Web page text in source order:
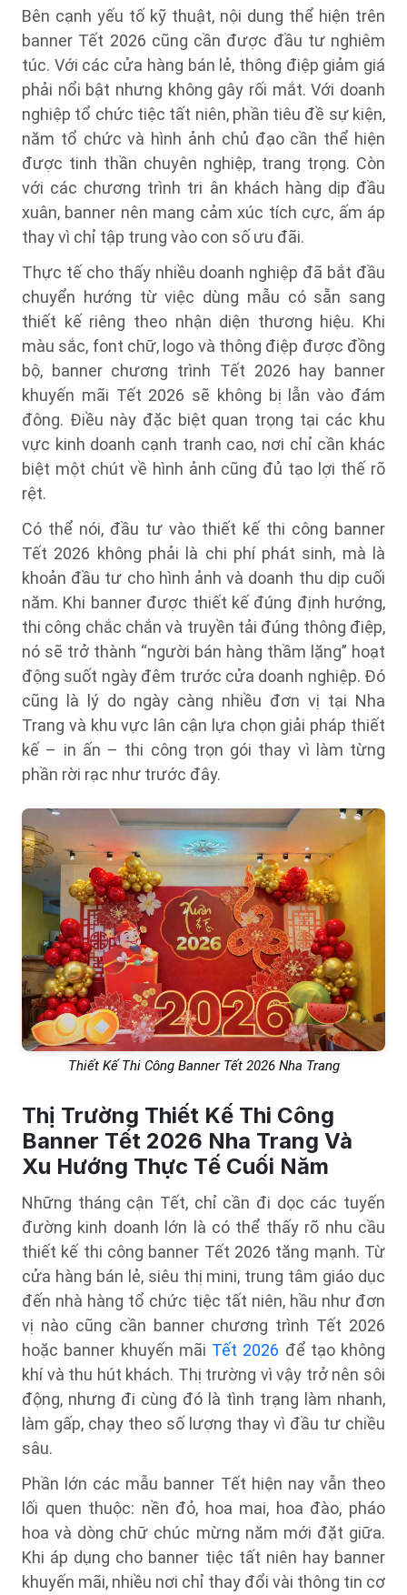
Bên cạnh yếu tố kỹ thuật, nội dung thể hiện trên
banner Tết 2026 cũng cần được đầu tư nghiêm
túc. Với các cửa hàng bán lẻ, thông điệp giảm giá
phải nổi bật nhưng không gây rối mắt. Với doanh
nghiệp tổ chức tiệc tất niên, phần tiêu đề sự kiện,
năm tổ chức và hình ảnh chủ đạo cần thể hiện
được tinh thần chuyên nghiệp, trang trọng. Còn
với các chương trình tri ân khách hàng dịp đầu
xuân, banner nên mang cảm xúc tích cực, ấm áp
thay vì chỉ tập trung vào con số ưu đãi.
Thực tế cho thấy nhiều doanh nghiệp đã bắt đầu
chuyển hướng từ việc dùng mẫu có sẵn sang
thiết kế riêng theo nhận diện thương hiệu. Khi
màu sắc, font chữ, logo và thông điệp được đồng
bộ, banner chương trình Tết 2026 hay banner
khuyến mãi Tết 2026 sẽ không bị lẫn vào đám
đông. Điều này đặc biệt quan trọng tại các khu
vực kinh doanh cạnh tranh cao, nơi chỉ cần khác
biệt một chút về hình ảnh cũng đủ tạo lợi thế rõ
rệt.
Có thể nói, đầu tư vào thiết kế thi công banner
Tết 2026 không phải là chi phí phát sinh, mà là
khoản đầu tư cho hình ảnh và doanh thu dịp cuối
năm. Khi banner được thiết kế đúng định hướng,
thi công chắc chắn và truyền tải đúng thông điệp,
nó sẽ trở thành “người bán hàng thầm lặng” hoạt
động suốt ngày đêm trước cửa doanh nghiệp. Đó
cũng là lý do ngày càng nhiều đơn vị tại Nha
Trang và khu vực lân cận lựa chọn giải pháp thiết
kế – in ấn – thi công trọn gói thay vì làm từng
phần rời rạc như trước đây.
Thiết Kế Thi Công Banner Tết 2026 Nha Trang
Thị Trường Thiết Kế Thi Công
Banner Tết 2026 Nha Trang Và
Xu Hướng Thực Tế Cuối Năm
Những tháng cận Tết, chỉ cần đi dọc các tuyến
đường kinh doanh lớn là có thể thấy rõ nhu cầu
thiết kế thi công banner Tết 2026 tăng mạnh. Từ
cửa hàng bán lẻ, siêu thị mini, trung tâm giáo dục
đến nhà hàng tổ chức tiệc tất niên, hầu như đơn
vị nào cũng cần banner chương trình Tết 2026
hoặc banner khuyến mãi Tết 2026 để tạo không
khí và thu hút khách. Thị trường vì vậy trở nên sôi
động, nhưng đi cùng đó là tình trạng làm nhanh,
làm gấp, chạy theo số lượng thay vì đầu tư chiều
sâu.
Phần lớn các mẫu banner Tết hiện nay vẫn theo
lối quen thuộc: nền đỏ, hoa mai, hoa đào, pháo
hoa và dòng chữ chúc mừng năm mới đặt giữa.
Khi áp dụng cho banner tiệc tất niên hay banner
khuyến mãi, nhiều nơi chỉ thay đổi vài thông tin cơ